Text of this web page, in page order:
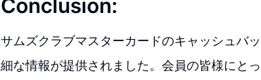
Conclusion:
サムズクラブマスターカードのキャッシュバ
細な情報が提供されました。会員の皆様にと